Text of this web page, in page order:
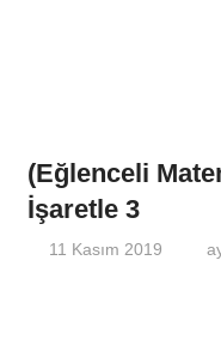
(Eğlenceli
İşaretle 3
11 Kasım 2019